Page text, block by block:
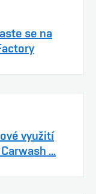
se na
využití
...